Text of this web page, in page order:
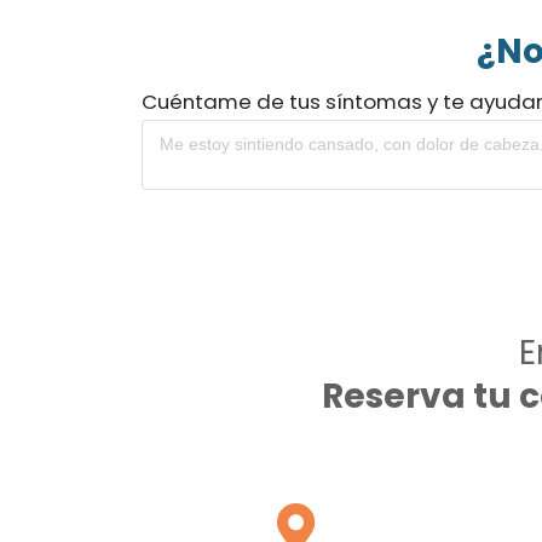
Cuéntame de tus síntomas y te
Reserva tu